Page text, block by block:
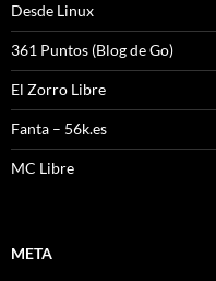
Desde Linux
361 Puntos (Blog de Go)
El Zorro Libre
Fanta – 56k.es
MC Libre
META